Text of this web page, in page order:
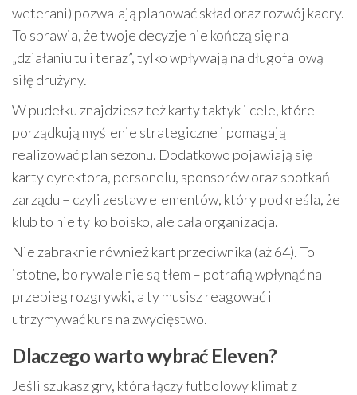
weterani) pozwalają planować skład oraz rozwój kadry.
To sprawia, że twoje decyzje nie kończą się na
„działaniu tu i teraz”, tylko wpływają na długofalową
siłę drużyny.
W pudełku znajdziesz też karty taktyk i cele, które
porządkują myślenie strategiczne i pomagają
realizować plan sezonu. Dodatkowo pojawiają się
karty dyrektora, personelu, sponsorów oraz spotkań
zarządu – czyli zestaw elementów, który podkreśla, że
klub to nie tylko boisko, ale cała organizacja.
Nie zabraknie również kart przeciwnika (aż 64). To
istotne, bo rywale nie są tłem – potrafią wpłynąć na
przebieg rozgrywki, a ty musisz reagować i
utrzymywać kurs na zwycięstwo.
Dlaczego warto wybrać Eleven?
Jeśli szukasz gry, która łączy futbolowy klimat z